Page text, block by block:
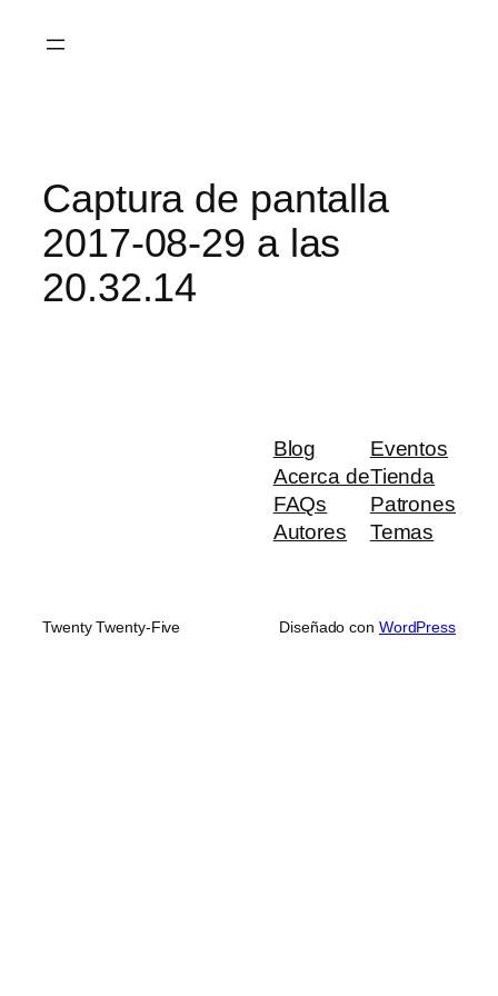
Captura de pantalla
2017-08-29 a las
20.32.14
Blog
Acerca de
FAQs
Autores
Eventos
Tienda
Patrones
Temas
Twenty Twenty-Five Diseñado con WordPress